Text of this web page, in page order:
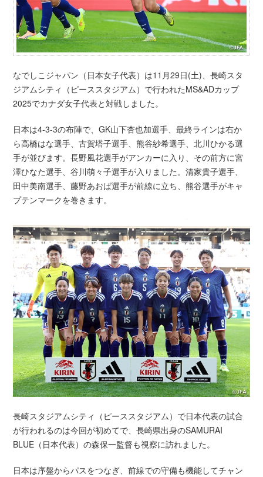
なでしこジャパン（日本女子代表）は11月29日(土)、長崎スタ
ジアムシティ（ピーススタジアム）で行われたMS&ADカップ
2025でカナダ女子代表と対戦しました。
日本は4-3-3の布陣で、GK山下杏也加選手、最終ラインは右か
ら高橋はな選手、古賀塔子選手、熊谷紗希選手、北川ひかる選
手が並びます。長野風花選手がアンカーに入り、その前方に宮
澤ひなた選手、谷川萌々子選手が入りました。清家貴子選手、
田中美南選手、藤野あおば選手が前線に立ち、熊谷選手がキャ
プテンマークを巻きます。
長崎スタジアムシティ（ピーススタジアム）で日本代表の試合
が行われるのは今回が初めてで、長崎県出身のSAMURAI
BLUE（日本代表）の森保一監督も視察に訪れました。
日本は序盤からパスをつなぎ、前線での守備も機能してチャン